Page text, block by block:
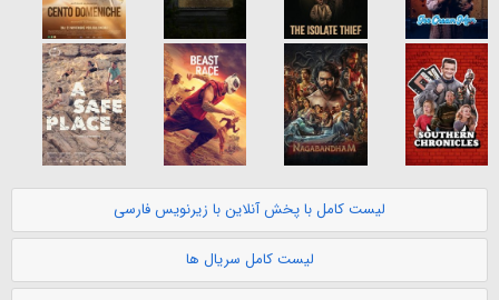
لیست کامل با پخش آنلاین با زیرنویس فارسی
لیست کامل سریال ها